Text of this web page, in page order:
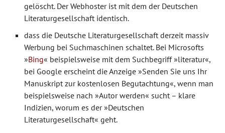
gelöscht. Der Webhoster ist mit dem der Deutschen
Literaturgesellschaft identisch.
dass die Deutsche Literaturgesellschaft derzeit massiv
Werbung bei Suchmaschinen schaltet. Bei Microsofts
»Bing« beispielsweise mit dem Suchbegriff »literatur«,
bei Google erscheint die Anzeige »Senden Sie uns Ihr
Manuskript zur kostenlosen Begutachtung«, wenn man
beispielsweise nach »Autor werden« sucht – klare
Indizien, worum es der »Deutschen
Literaturgesellschaft« geht.